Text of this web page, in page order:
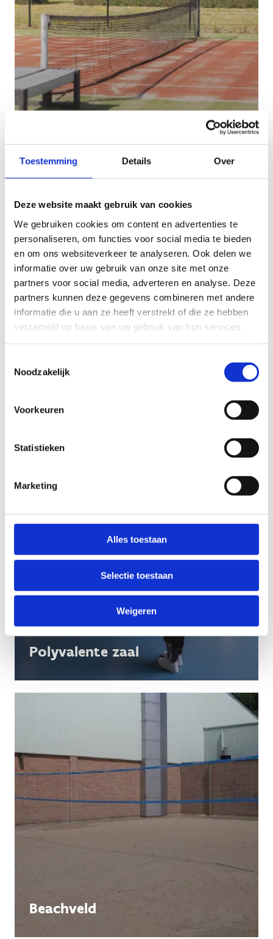
Toestemming Details Over
Deze website maakt gebruik van cookies
We gebruiken cookies om content en advertenties te
personaliseren, om functies voor social media te bieden
en om ons websiteverkeer te analyseren. Ook delen we
informatie over uw gebruik van onze site met onze
partners voor social media, adverteren en analyse. Deze
partners kunnen deze gegevens combineren met andere
informatie die u aan ze heeft verstrekt of die ze hebben
verzameld op basis van uw gebruik van hun services.
Noodzakelijk
Voorkeuren
Statistieken
Marketing
Alles toestaan
Selectie toestaan
Weigeren
Polyvalente zaal
Beachveld